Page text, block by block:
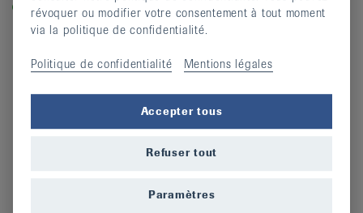
Dans les cours labellisés «equilibre-en-marche.ch», vous
entraînez la force, l’équilibre et la dynamique et prévenez
révoquer ou modifier votre consentement à tout moment
via la politique de confidentialité.
Politique de confidentialité Mentions légales
Accepter tous
Refuser tout
Paramètres